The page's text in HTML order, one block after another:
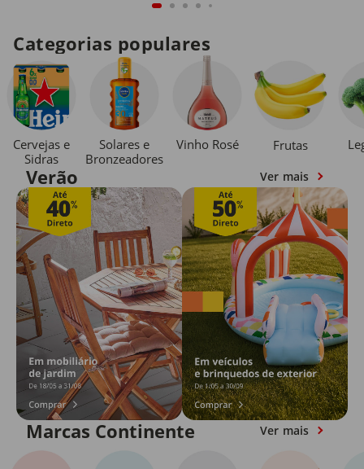
Categorias populares
Cervejas e
Sidras
Solares e
Bronzeadores
Vinho Rosé Frutas
Verão Ver mais
Marcas Continente Ver mais